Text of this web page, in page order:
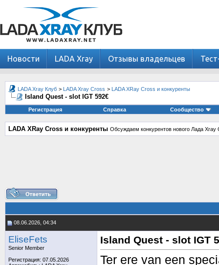
Новости LADA Xray Отзывы владельцев
LADA Xray Клуб > LADA Xray Cross > LADA XRay Cross и конкуренты
Island Quest - slot IGT 592€
Регистрация Справка Сообщество
LADA XRay Cross и конкуренты Обсуждаем конкурентов нового Лада Xray
08.06.2026, 04:34
EliseFets
Senior Member
Регистрация: 07.05.2026
Island Quest - slot IGT
Ter ere van een